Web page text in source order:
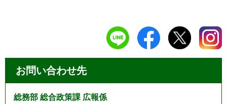
お問い合わせ先
総務部 総合政策課 広報係